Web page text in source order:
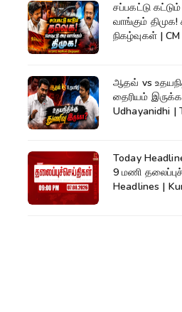
சப்பகட்டு
வாங்கும்
நிகழ்வுகள் |
ஆதவ் vs
தைரியம் இருக்க | Aadhav Arjuna |
Udhayanidhi |
Today
9 மணி
Headlines |